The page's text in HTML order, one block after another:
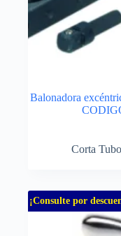
Balonadora
Corta
¡Consulte por